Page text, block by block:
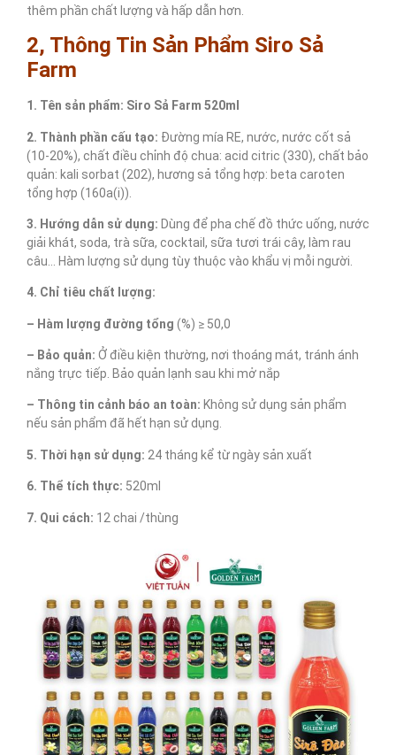
thêm phần chất lượng và hấp dẫn hơn.
2, Thông Tin Sản Phẩm Siro Sả
Farm
1. Tên sản phẩm: Siro Sả Farm 520ml
2. Thành phần cấu tạo: Đường mía RE, nước, nước cốt sả
(10-20%), chất điều chỉnh độ chua: acid citric (330), chất bảo
quản: kali sorbat (202), hương sả tổng hợp: beta caroten
tổng hợp (160a(i)).
3. Hướng dẫn sử dụng: Dùng để pha chế đồ thức uống, nước
giải khát, soda, trà sữa, cocktail, sữa tươi trái cây, làm rau
câu… Hàm lượng sử dụng tùy thuộc vào khẩu vị mỗi người.
4. Chỉ tiêu chất lượng:
– Hàm lượng đường tổng (%) ≥ 50,0
– Bảo quản: Ở điều kiện thường, nơi thoáng mát, tránh ánh
nắng trực tiếp. Bảo quản lạnh sau khi mở nắp
– Thông tin cảnh báo an toàn: Không sử dụng sản phẩm
nếu sản phẩm đã hết hạn sử dụng.
5. Thời hạn sử dụng: 24 tháng kể từ ngày sản xuất
6. Thể tích thực: 520ml
7. Qui cách: 12 chai /thùng